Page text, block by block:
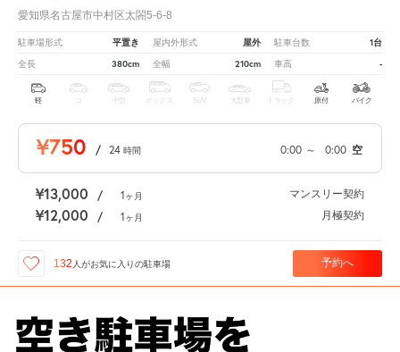
愛知県名古屋市中村区太閤5-6-8
駐車場形式 平置き 屋内外形式 屋外 駐車台数 1台
全長 380cm 全幅 210cm 車高 -
軽 中型 ボックス SUV 大型車 トラック 原付 バイク
¥750 / 24 時間 0:00 ～ 0:00 空
¥13,000 / 1ヶ月 マンスリー契約
¥12,000 / 1ヶ月 月極契約
132 人がお気に入りの駐車場 予約へ